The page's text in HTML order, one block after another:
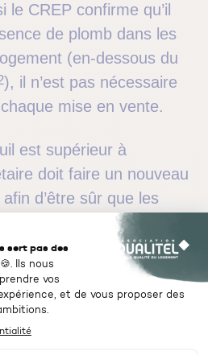
le CREP confirme qu’il
de plomb dans les
(en-dessous du
), il n’est pas nécessaire
mise en vente.
est supérieur à
doit faire un nouveau
d’être sûr que les
du plomb et les
sont pas en train de se
d’entraîner un danger
et un risque